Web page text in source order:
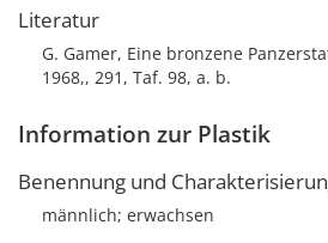
Literatur
G. Gamer, Eine bronzene
1968,, 291, Taf. 98, a. b.
Information zur Plastik
Benennung und
männlich; erwachsen